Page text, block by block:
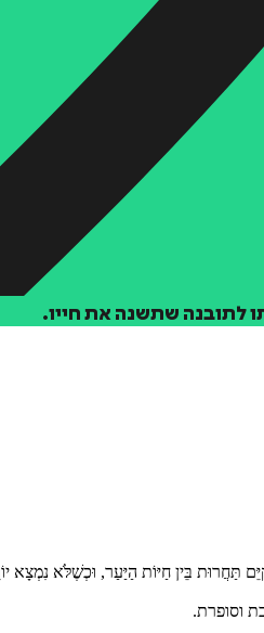
לתובנה שתשנה את חייו.
בֵּין חַיּוֹת הַיַּעַר, וּכְשֶׁלֹּא נִמְצָא
וסופרת.